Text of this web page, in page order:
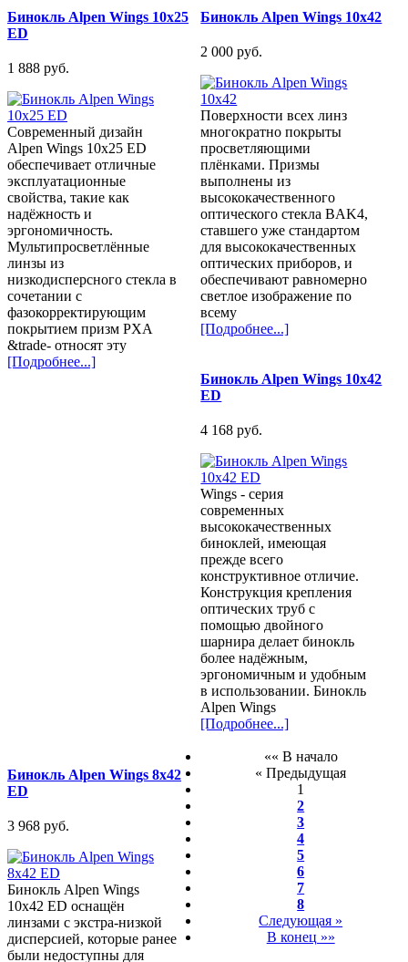
Бинокль Alpen Wings 10x25
ED
1 888 pуб.
Современный дизайн
Alpen Wings 10x25 ED
обеспечивает отличные
эксплуатационные
свойства, такие как
надёжность и
эргономичность.
Мультипросветлённые
линзы из
низкодисперсного стекла в
сочетании с
фазокорректирующим
покрытием призм PXA
&trade- относят эту
[Подробнее...]
Бинокль Alpen Wings 10x42
2 000 pуб.
Поверхности всех линз
многократно покрыты
просветляющими
плёнками. Призмы
выполнены из
высококачественного
оптического стекла BAK4,
ставшего уже стандартом
для высококачественных
оптических приборов, и
обеспечивают равномерно
светлое изображение по
всему
[Подробнее...]
Бинокль Alpen Wings 10x42
ED
4 168 pуб.
Wings - серия
современных
высококачественных
биноклей, имеющая
прежде всего
конструктивное отличие.
Конструкция крепления
оптических труб с
помощью двойного
шарнира делает бинокль
более надёжным,
эргономичным и удобным
в использовании. Бинокль
Alpen Wings
[Подробнее...]
Бинокль Alpen Wings 8x42
ED
3 968 pуб.
Бинокль Alpen Wings
10x42 ED оснащён
линзами с экстра-низкой
дисперсией, которые ранее
были недоступны для
«« В начало
« Предыдущая
1
2
3
4
5
6
7
8
Следующая »
В конец »»